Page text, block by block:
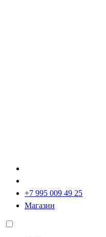
+7 995 009 49 25
Магазин